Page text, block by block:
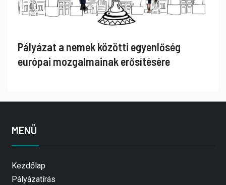
Pályázat a nemek közötti egyenlőség
európai mozgalmainak erősítésére
MENÜ
Kezdőlap
Pályázatírás